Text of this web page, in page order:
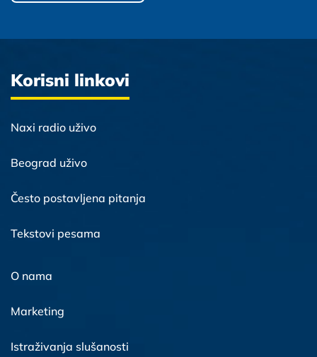
Korisni linkovi
Naxi radio uživo
Beograd uživo
Često postavljena pitanja
Tekstovi pesama
O nama
Marketing
Istraživanja slušanosti